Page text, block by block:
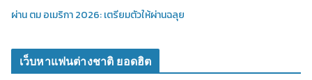
ผ่าน ตม อเมริกา 2026: เตรียมตัวให้ผ่านฉลุย
เว็บหาแฟนต่างชาติ ยอดฮิต